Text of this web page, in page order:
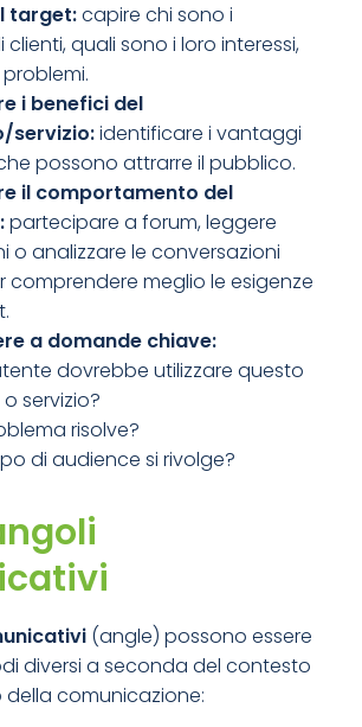
target:capire chi sono i
quali sono i loro interessi,
i benefici del
servizio:identificare i vantaggi
possono attrarre il pubblico.
il comportamento del
partecipare a forum, leggere
o analizzare le conversazioni
comprendere meglio le esigenze
a domande chiave:
dovrebbe utilizzare questo
servizio?
risolve?
di audience si rivolge?
(angle) possono essere
diversi a seconda del contesto
della comunicazione: